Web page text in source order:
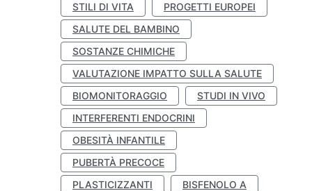
STILI DI VITA
PROGETTI EUROPEI
SALUTE DEL BAMBINO
SOSTANZE CHIMICHE
VALUTAZIONE IMPATTO SULLA SALUTE
BIOMONITORAGGIO
STUDI IN VIVO
INTERFERENTI ENDOCRINI
OBESITÀ INFANTILE
PUBERTÀ PRECOCE
PLASTICIZZANTI
BISFENOLO A